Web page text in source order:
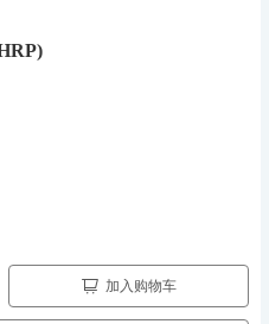
加入购物车